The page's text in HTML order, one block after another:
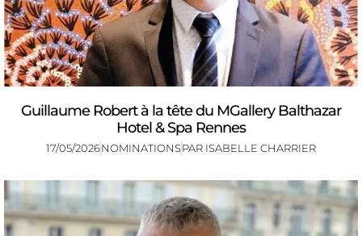
Guillaume Robert à la tête du MGallery Balthazar
Hotel & Spa Rennes
17/05/2026NOMINATIONSPAR ISABELLE CHARRIER